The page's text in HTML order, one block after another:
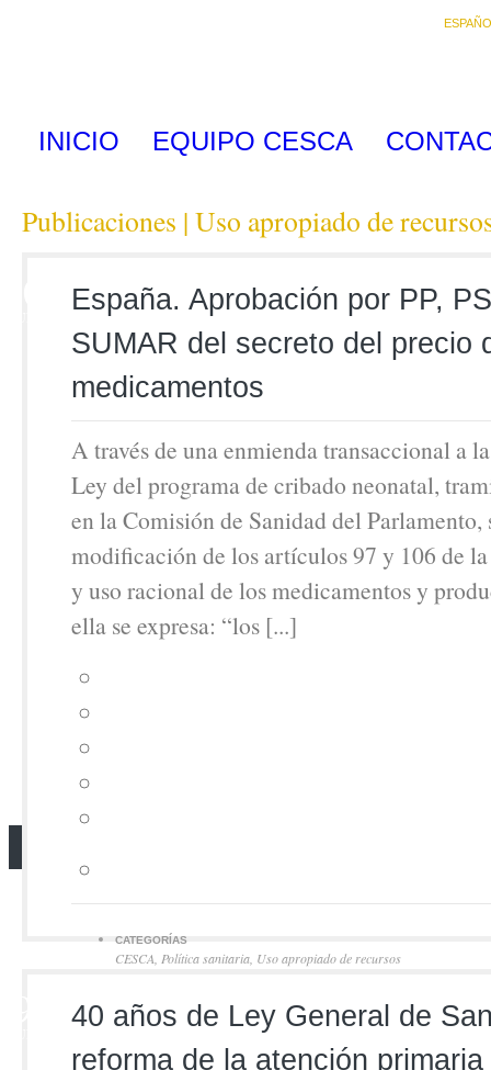
INICIO EQUIPO CESCA
Publicaciones | Uso apropiado de
España. Aprobación por PP,
SUMAR del secreto del precio
medicamentos
A través de una enmienda transaccional a
Ley del programa de cribado neonatal,
en la Comisión de Sanidad del Parlamento,
modificación de los artículos 97 y 106 de
y uso racional de los medicamentos y
ella se expresa: “los [...]
CATEGORÍAS
CESCA Política sanitaria Uso apropiado de recursos
40 años de Ley General de
reforma de la atención